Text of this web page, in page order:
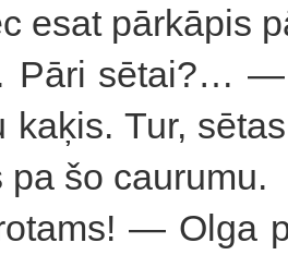
esat pārkāpis
sētai?… —
kaķis. Tur,
pa šo caurumu.
— Olga